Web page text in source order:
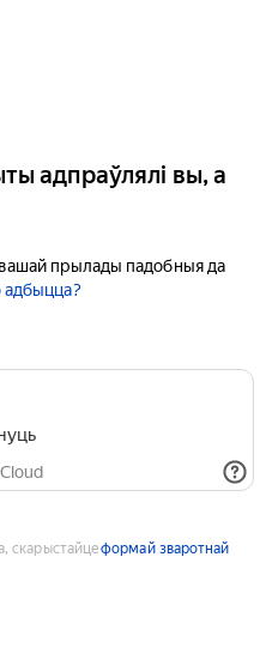
адпраўлялі вы, а
прылады падобныя да
адбыцца?
скарыстайцеформай зваротнай